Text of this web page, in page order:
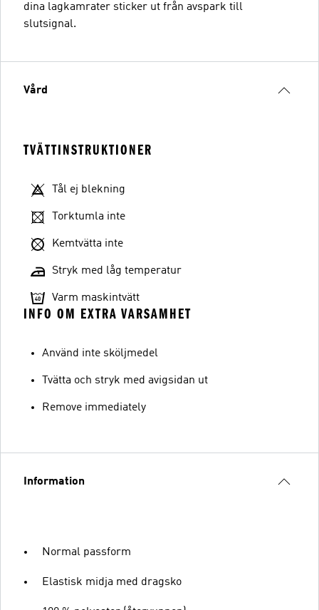
dina lagkamrater sticker ut från avspark till
slutsignal.
Vård
TVÄTTINSTRUKTIONER
Tål ej blekning
Torktumla inte
Kemtvätta inte
Stryk med låg temperatur
Varm maskintvätt
INFO OM EXTRA VARSAMHET
Använd inte sköljmedel
Tvätta och stryk med avigsidan ut
Remove immediately
Information
Normal passform
Elastisk midja med dragsko